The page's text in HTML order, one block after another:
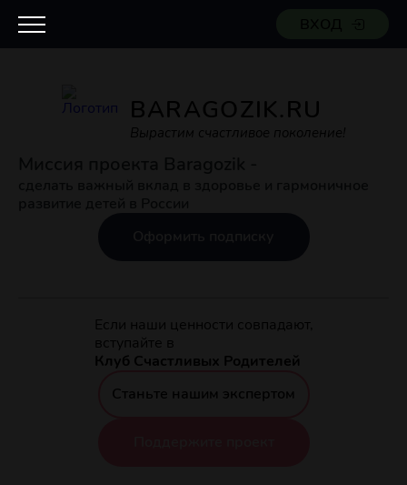
BARAGOZIK.RU
Вырастим счастливое поколение!
Если наши ценности совпадают,
вступайте в
Клуб Счастливых Родителей
Станьте нашим экспертом